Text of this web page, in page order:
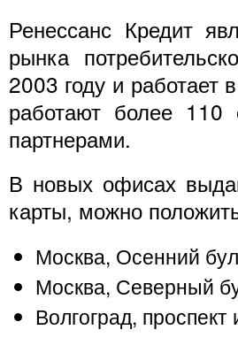
Ренессанс Кредит
рынка
2003 году и
работают более
партнерами.
В новых офисах
карты, можно
Москва, Осенний
Москва, Северный
Волгоград,